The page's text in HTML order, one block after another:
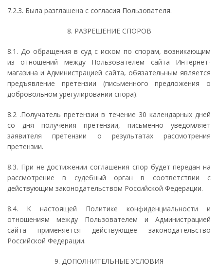
7.2.3. Была разглашена с согласия Пользователя.
8. РАЗРЕШЕНИЕ СПОРОВ
8.1. До обращения в суд с иском по спорам, возникающим
из отношений между Пользователем сайта Интернет-
магазина и Администрацией сайта, обязательным является
предъявление претензии (письменного предложения о
добровольном урегулировании спора).
8.2 .Получатель претензии в течение 30 календарных дней
со дня получения претензии, письменно уведомляет
заявителя претензии о результатах рассмотрения
претензии.
8.3. При не достижении соглашения спор будет передан на
рассмотрение в судебный орган в соответствии с
действующим законодательством Российской Федерации.
8.4. К настоящей Политике конфиденциальности и
отношениям между Пользователем и Администрацией
сайта применяется действующее законодательство
Российской Федерации.
9. ДОПОЛНИТЕЛЬНЫЕ УСЛОВИЯ